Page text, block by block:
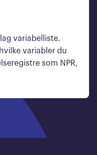
variabelliste.
variabler du
som NPR,